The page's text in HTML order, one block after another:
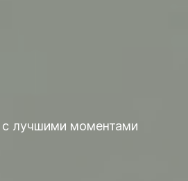
с лучшими моментами